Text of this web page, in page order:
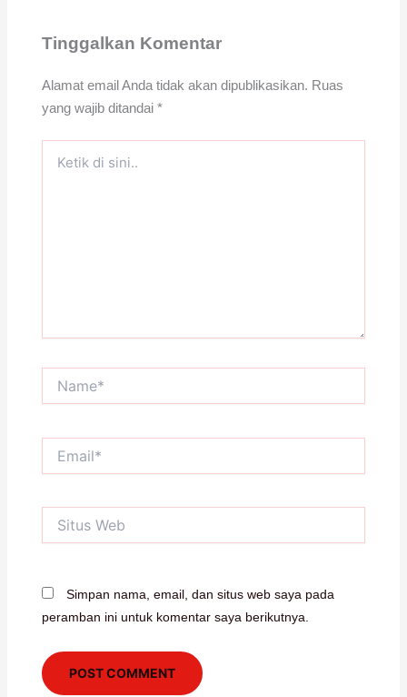
Tinggalkan Komentar
Alamat email Anda tidak akan dipublikasikan. Ruas
yang wajib ditandai *
Web
Simpan nama, email, dan situs web saya pada
peramban ini untuk komentar saya berikutnya.